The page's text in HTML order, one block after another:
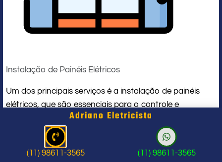
Instalação de Painéis Elétricos
Um dos principais serviços é a instalação de painéis
elétricos, que são essenciais para o controle e
distribuição de energia nas indústrias. Esses painéis
precisam ser projetados e instalados de acordo com as
especificações técnicas da empresa, garantindo que a
energia seja distribuída de forma segura e eficiente.
Adriano Eletricista
(11) 98611-3565 (11) 98611-3565